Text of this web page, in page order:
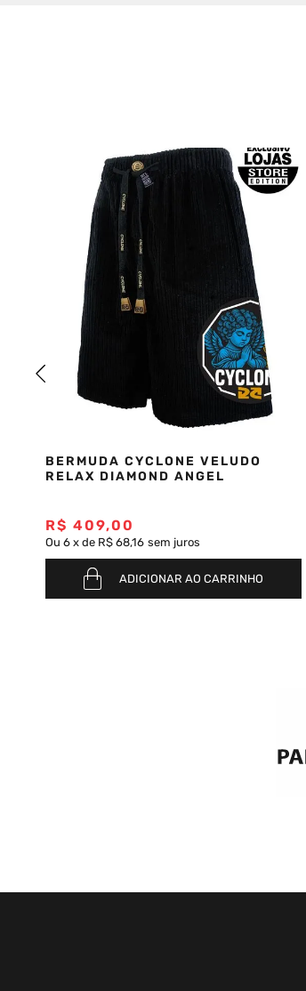
BERMUDA CYCLONE VELUDO
RELAX DIAMOND ANGEL
R$ 409,00
Ou 6 x de R$ 68,16 sem juros
ADICIONAR AO CARRINHO